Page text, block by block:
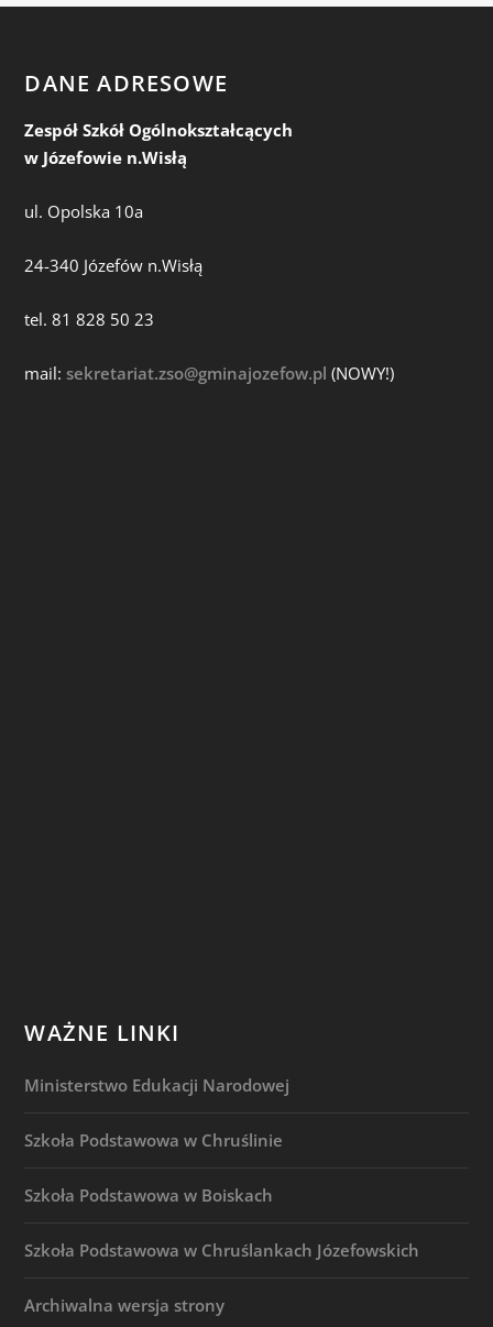
DANE ADRESOWE
Zespół Szkół Ogólnokształcących
w Józefowie n.Wisłą
ul. Opolska 10a
24-340 Józefów n.Wisłą
tel. 81 828 50 23
mail:sekretariat.zso@gminajozefow.pl (NOWY!)
WAŻNE LINKI
Ministerstwo Edukacji Narodowej
Szkoła Podstawowa w Chruślinie
Szkoła Podstawowa w Boiskach
Szkoła Podstawowa w Chruślankach Józefowskich
Archiwalna wersja strony